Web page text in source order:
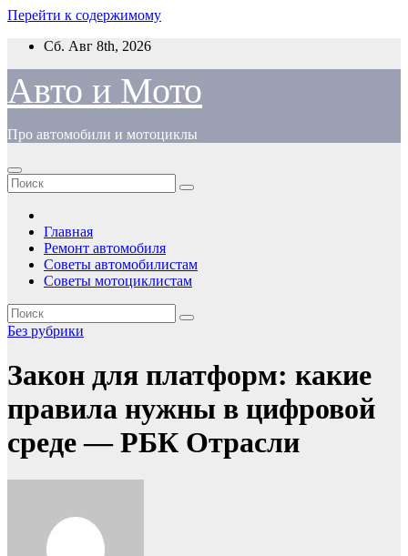
Перейти к содержимому
Сб. Авг 8th, 2026
Авто и Мото
Про автомобили и мотоциклы
Главная
Ремонт автомобиля
Советы автомобилистам
Советы мотоциклистам
Без рубрики
Закон для платформ: какие
правила нужны в цифровой
среде — РБК Отрасли